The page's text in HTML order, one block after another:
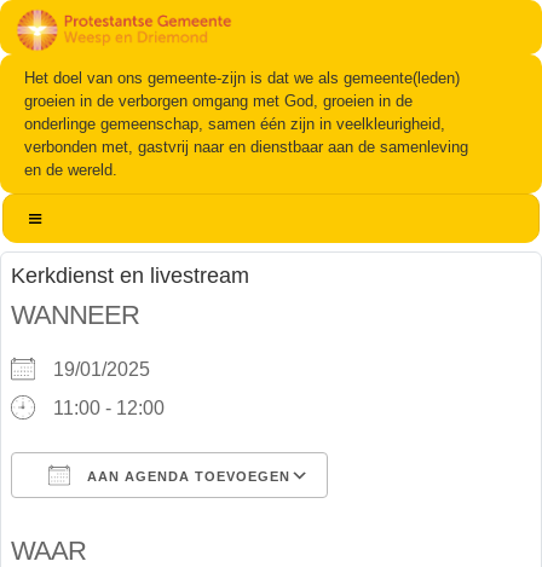
Het doel van ons gemeente-zijn is dat we als gemeente(leden)
groeien in de verborgen omgang met God, groeien in de
onderlinge gemeenschap, samen één zijn in veelkleurigheid,
verbonden met, gastvrij naar en dienstbaar aan de samenleving
en de wereld.
Kerkdienst en livestream
WANNEER
19/01/2025
11:00 - 12:00
AAN AGENDA TOEVOEGEN
WAAR